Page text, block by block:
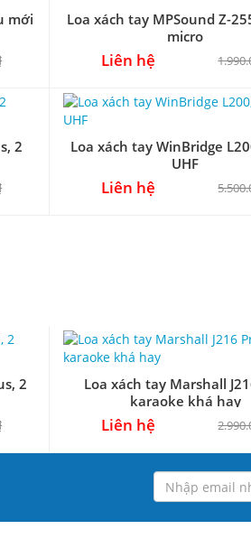
mới
Loa xách tay MPSound Z-
micro
Liên hệ
2
Loa xách tay WinBridge
UHF
Liên hệ
2
Loa xách tay Marshall
karaoke khá hay
Liên hệ